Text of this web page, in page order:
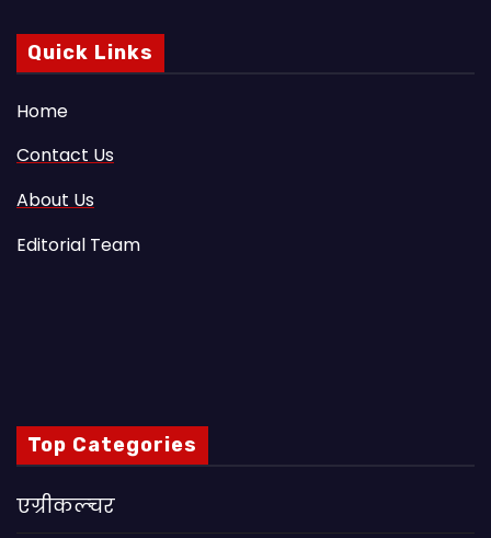
Quick Links
Home
Contact Us
About Us
Editorial Team
Top Categories
एग्रीकल्चर